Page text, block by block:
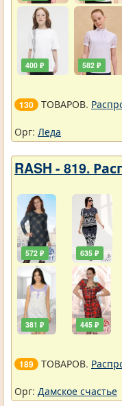
400 ₽ 582 ₽
130 ТОВАРОВ.
Орг: Леда
RASH - 819.
572 ₽
381 ₽
635 ₽
445 ₽
189 ТОВАРОВ.
Орг: Дамское счастье